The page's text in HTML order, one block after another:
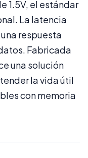
1.5V, el estándar
La latencia
una respuesta
Fabricada
una solución
la vida útil
con memoria